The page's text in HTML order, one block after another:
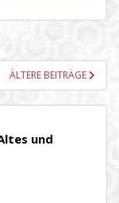
ÄLTERE BEITRÄGE
und